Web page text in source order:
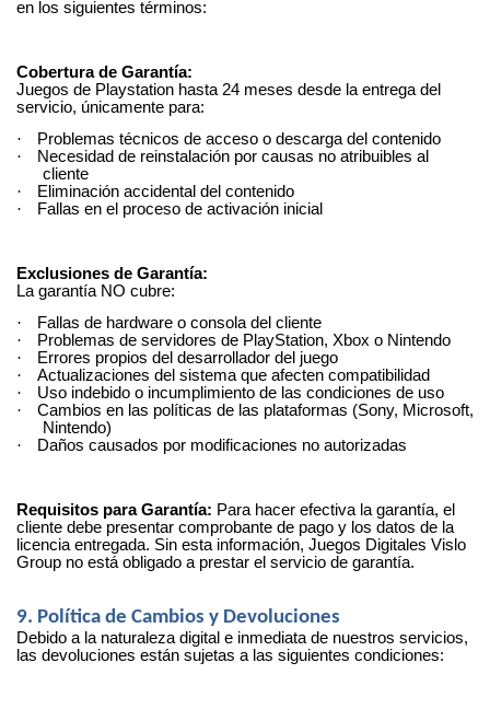
en los siguientes términos:
Cobertura de Garantía:
Juegos de Playstation hasta 24 meses desde la entrega del
servicio, únicamente para:
·
Problemas técnicos de acceso o descarga del contenido
·
Necesidad de reinstalación por causas no atribuibles al
cliente
·
Eliminación accidental del contenido
·
Fallas en el proceso de activación inicial
Exclusiones de Garantía:
La garantía NO cubre:
·
Fallas de hardware o consola del cliente
·
Problemas de servidores de PlayStation, Xbox o Nintendo
·
Errores propios del desarrollador del juego
·
Actualizaciones del sistema que afecten compatibilidad
·
Uso indebido o incumplimiento de las condiciones de uso
·
Cambios en las políticas de las plataformas (Sony, Microsoft,
Nintendo)
·
Daños causados por modificaciones no autorizadas
Requisitos para Garantía: Para hacer efectiva la garantía, el
cliente debe presentar comprobante de pago y los datos de la
licencia entregada. Sin esta información, Juegos Digitales Vislo
Group no está obligado a prestar el servicio de garantía.
9. Política de Cambios y Devoluciones
Debido a la naturaleza digital e inmediata de nuestros servicios,
las devoluciones están sujetas a las siguientes condiciones: